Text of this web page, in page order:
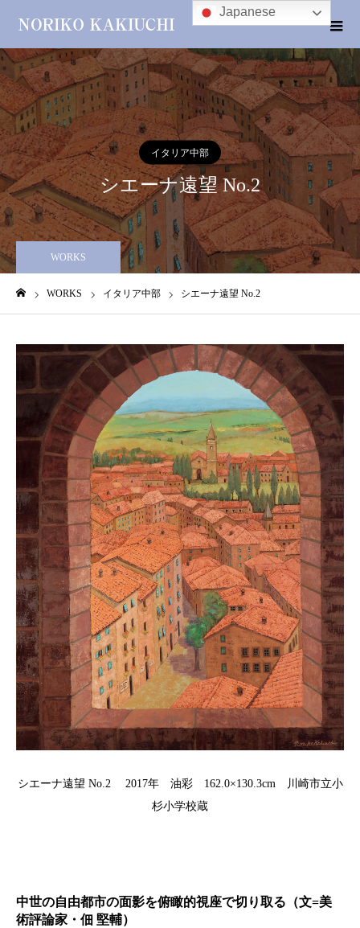
イタリア中部
シエーナ遠望 No.2
WORKS
WORKS イタリア中部 シエーナ遠望 No.2
シエーナ遠望 No.2 2017年 油彩 162.0×130.3cm 川崎市立小
杉小学校蔵
中世の自由都市の面影を俯瞰的視座で切り取る（文=美
術評論家・佃 堅輔）
Japanese